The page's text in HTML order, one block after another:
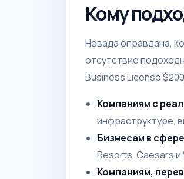
Кому
Невада оправдана,
отсутствие
Business License
Компаниям с
инфраструктуре,
Бизнесам в
Resorts, Caesars и
Компаниям,